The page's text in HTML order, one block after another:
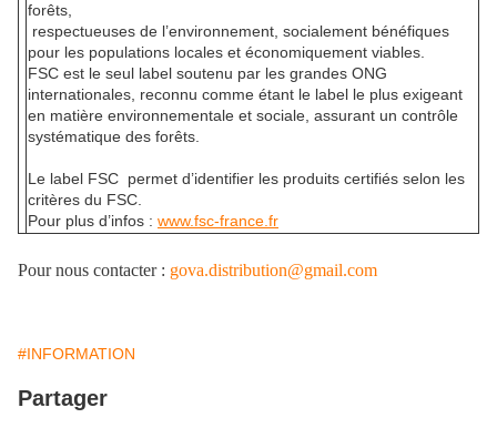
forêts,
respectueuses de l’environnement, socialement bénéfiques
pour les populations locales et économiquement viables.
FSC est le seul label soutenu par les grandes ONG
internationales, reconnu comme étant le label le plus exigeant
en matière environnementale et sociale, assurant un contrôle
systématique des forêts.
Le label FSC permet d’identifier les produits certifiés selon les
critères du FSC.
Pour plus d’infos : www.fsc-france.fr
Pour nous contacter : gova.distribution@gmail.com
#INFORMATION
Partager